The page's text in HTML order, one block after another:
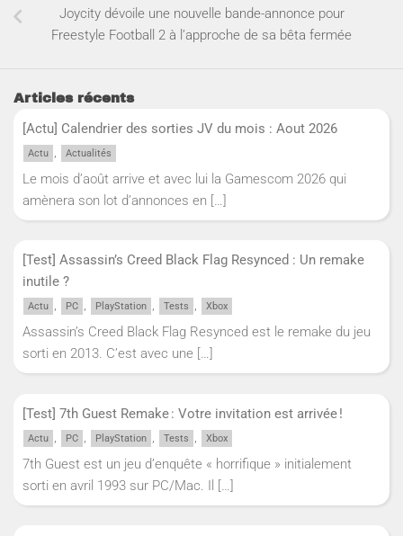
Joycity dévoile une nouvelle bande-annonce pour
Freestyle Football 2 à l’approche de sa bêta fermée
Articles récents
[Actu] Calendrier des sorties JV du mois : Aout 2026
Actu , Actualités
Le mois d’août arrive et avec lui la Gamescom 2026 qui
amènera son lot d’annonces en […]
[Test] Assassin’s Creed Black Flag Resynced : Un remake
inutile ?
Actu , PC , PlayStation , Tests , Xbox
Assassin’s Creed Black Flag Resynced est le remake du jeu
sorti en 2013. C’est avec une […]
[Test] 7th Guest Remake : Votre invitation est arrivée !
Actu , PC , PlayStation , Tests , Xbox
7th Guest est un jeu d’enquête « horrifique » initialement
sorti en avril 1993 sur PC/Mac. Il […]